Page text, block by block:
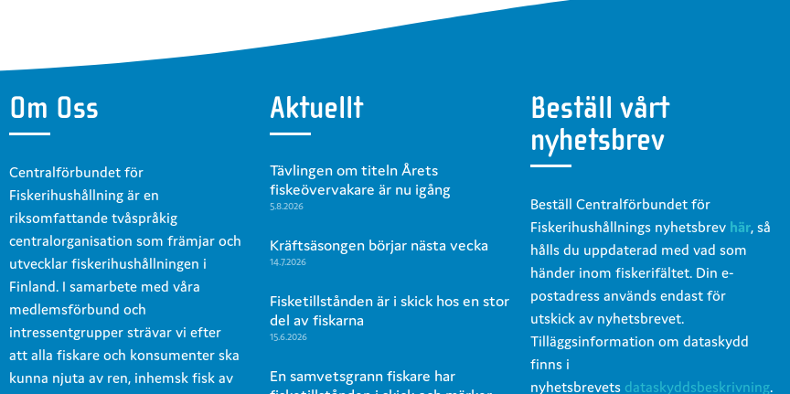
Om Oss
Centralförbundet för
Fiskerihushållning är en
riksomfattande tvåspråkig
centralorganisation som främjar och
utvecklar fiskerihushållningen i
Finland. I samarbete med våra
medlemsförbund och
intressentgrupper strävar vi efter
att alla fiskare och konsumenter ska
kunna njuta av ren, inhemsk fisk av
Aktuellt
Tävlingen om titeln Årets
fiskeövervakare är nu igång
5.8.2026
Kräftsäsongen börjar nästa vecka
14.7.2026
Fisketillstånden är i skick hos en stor
del av fiskarna
15.6.2026
En samvetsgrann fiskare har
Beställ vårt
nyhetsbrev
Beställ Centralförbundet för
Fiskerihushållnings nyhetsbrev här, så
hålls du uppdaterad med vad som
händer inom fiskerifältet. Din e-
postadress används endast för
utskick av nyhetsbrevet.
Tilläggsinformation om dataskydd
finns i
nyhetsbrevets dataskyddsbeskrivning.